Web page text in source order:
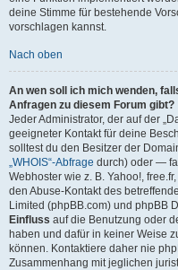
deine Stimme für bestehende
vorschlagen kannst.
Nach oben
An wen soll ich mich wenden,
Anfragen zu diesem Forum gibt?
Jeder Administrator, der auf der
geeigneter Kontakt für deine
solltest du den Besitzer der
„WHOIS“-Abfrage durch) oder —
Webhoster wie z. B. Yahoo!,
den Abuse-Kontakt des
Limited (phpBB.com) und phpBB
Einfluss auf die Benutzung oder
haben und dafür in keiner Weise
können. Kontaktiere daher nie
Zusammenhang mit jeglichen